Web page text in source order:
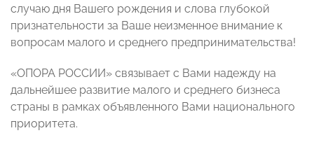
случаю дня Вашего рождения и слова глубокой
признательности за Ваше неизменное внимание к
вопросам малого и среднего предпринимательства!
«ОПОРА РОССИИ» связывает с Вами надежду на
дальнейшее развитие малого и среднего бизнеса
страны в рамках объявленного Вами национального
приоритета.